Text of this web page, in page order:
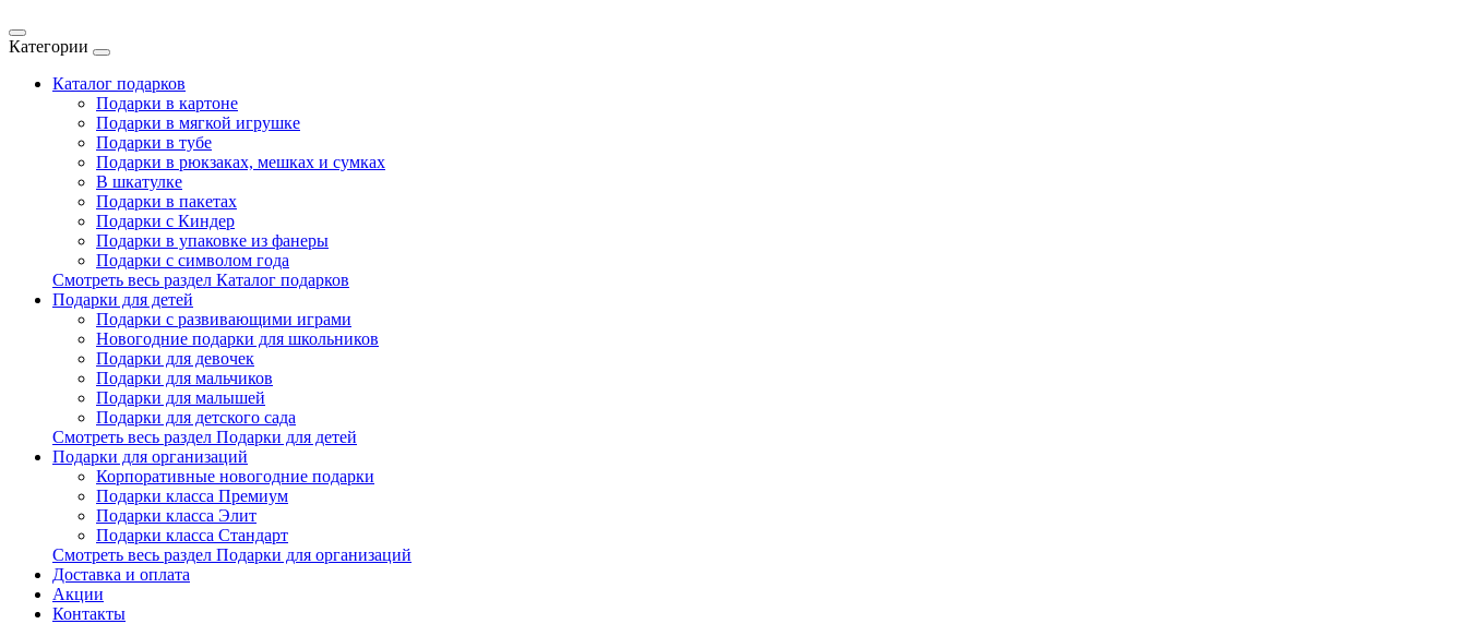
Категории
Каталог подарков
Подарки в картоне
Подарки в мягкой игрушке
Подарки в тубе
Подарки в рюкзаках, мешках и сумках
В шкатулке
Подарки в пакетах
Подарки с Киндер
Подарки в упаковке из фанеры
Подарки с символом года
Смотреть весь раздел Каталог подарков
Подарки для детей
Подарки с развивающими играми
Новогодние подарки для школьников
Подарки для девочек
Подарки для мальчиков
Подарки для малышей
Подарки для детского сада
Смотреть весь раздел Подарки для детей
Подарки для организаций
Корпоративные новогодние подарки
Подарки класса Премиум
Подарки класса Элит
Подарки класса Стандарт
Смотреть весь раздел Подарки для организаций
Доставка и оплата
Акции
Контакты